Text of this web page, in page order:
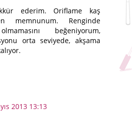
ederim. Oriflame kaş
memnunum. Renginde
beğeniyorum,
orta seviyede, akşama
2013 13:13